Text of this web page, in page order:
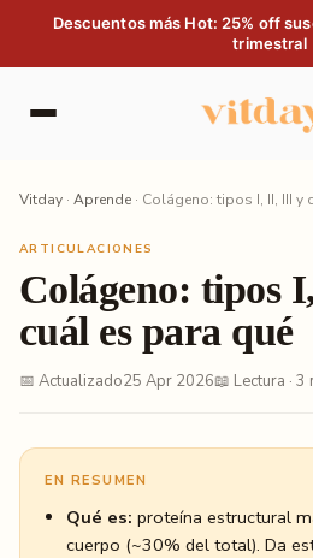
Saltar al contenido
Descuentos más Hot: 25% off
trimestral
Vitday · Aprende · Colágeno: tipos I, II, III y
ARTICULACIONES
Colágeno: tipos
cuál es para qué
📅 Actualizado25 Apr 2026📖 Lectura · 3
EN RESUMEN
Qué es: proteína estructural
cuerpo (~30% del total). Da